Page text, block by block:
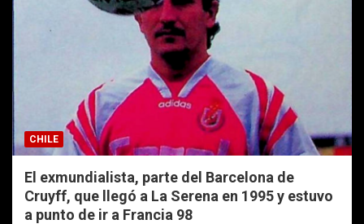
CHILE
El exmundialista, parte del Barcelona de
Cruyff, que llegó a La Serena en 1995 y estuvo
a punto de ir a Francia 98